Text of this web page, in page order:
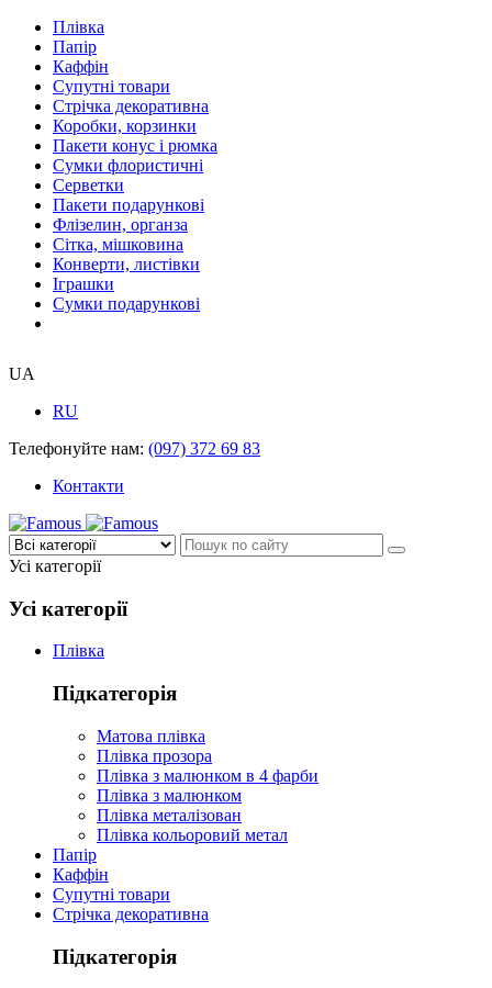
Плівка
Папір
Каффін
Супутні товари
Стрічка декоративна
Коробки, корзинки
Пакети конус і рюмка
Сумки флористичні
Серветки
Пакети подарункові
Флізелин, органза
Сітка, мішковина
Конверти, листівки
Іграшки
Сумки подарункові
UA
RU
Телефонуйте нам: (097) 372 69 83
Контакти
Усі категорії
Усі категорії
Плівка
Підкатегорія
Матова плівка
Плівка прозора
Плівка з малюнком в 4 фарби
Плівка з малюнком
Плівка металізован
Плівка кольоровий метал
Папір
Каффін
Супутні товари
Стрічка декоративна
Підкатегорія